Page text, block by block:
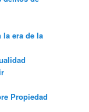
era de la
Propiedad